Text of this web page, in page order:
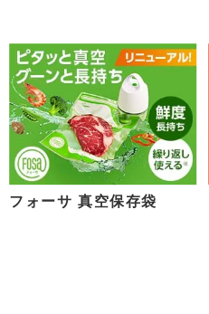
フォーサ 真空保存袋